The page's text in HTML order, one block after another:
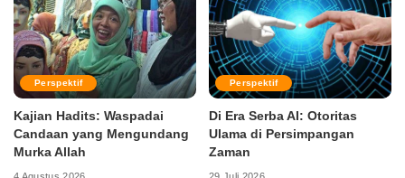
Perspektif
Kajian Hadits: Waspadai
Candaan yang Mengundang
Murka Allah
Perspektif
Di Era Serba AI: Otoritas
Ulama di Persimpangan
Zaman